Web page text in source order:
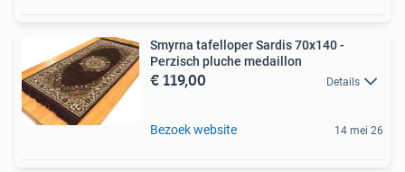
Smyrna tafelloper Sardis 70x140 -
Perzisch pluche medaillon
€ 119,00 Details
Bezoek website 14 mei 26